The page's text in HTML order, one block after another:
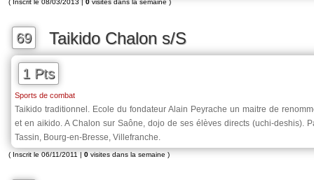
( Inscrit le 08/03/2013 | 0 visites dans la semaine )
69 Taikido Chalon s/S
1 Pts
Sports de combat
Taikido traditionnel. Ecole du fondateur Alain Peyrache un maitre de
et en aikido. A Chalon sur Saône, dojo de ses élèves directs (uchi-deshis).
Tassin, Bourg-en-Bresse, Villefranche.
( Inscrit le 06/11/2011 | 0 visites dans la semaine )